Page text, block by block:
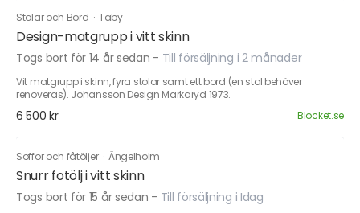
Stolar och Bord ·Täby
Design-matgrupp i vitt skinn
Togs bort för 14 år sedan - Till försäljning i 2 månader
Vit matgrupp i skinn, fyra stolar samt ett bord (en stol behöver
renoveras). Johansson Design Markaryd 1973.
6 500 kr Blocket.se
Soffor och fåtöljer · Ängelholm
Snurr fotölj i vitt skinn
Togs bort för 15 år sedan - Till försäljning i Idag